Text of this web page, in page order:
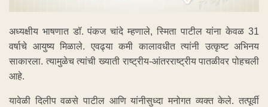
अध्यक्षीय भाषणात डॉ. पंकज चांदे म्हणाले, स्मिता पाटील यांना केवळ 31
वर्षाचे आयुष्य मिळाले. एवढ्या कमी कालावधीत त्यांनी उत्कृष्ट अभिनय
साकारला. त्यामुळेच त्यांची ख्याती राष्ट्रीय-आंतरराष्ट्रीय पातळीवर पोहचली
आहे.
यावेळी दिलीप वळसे पाटील आणि यांनीसुध्दा मनोगत व्यक्त केले. तत्पूर्वी